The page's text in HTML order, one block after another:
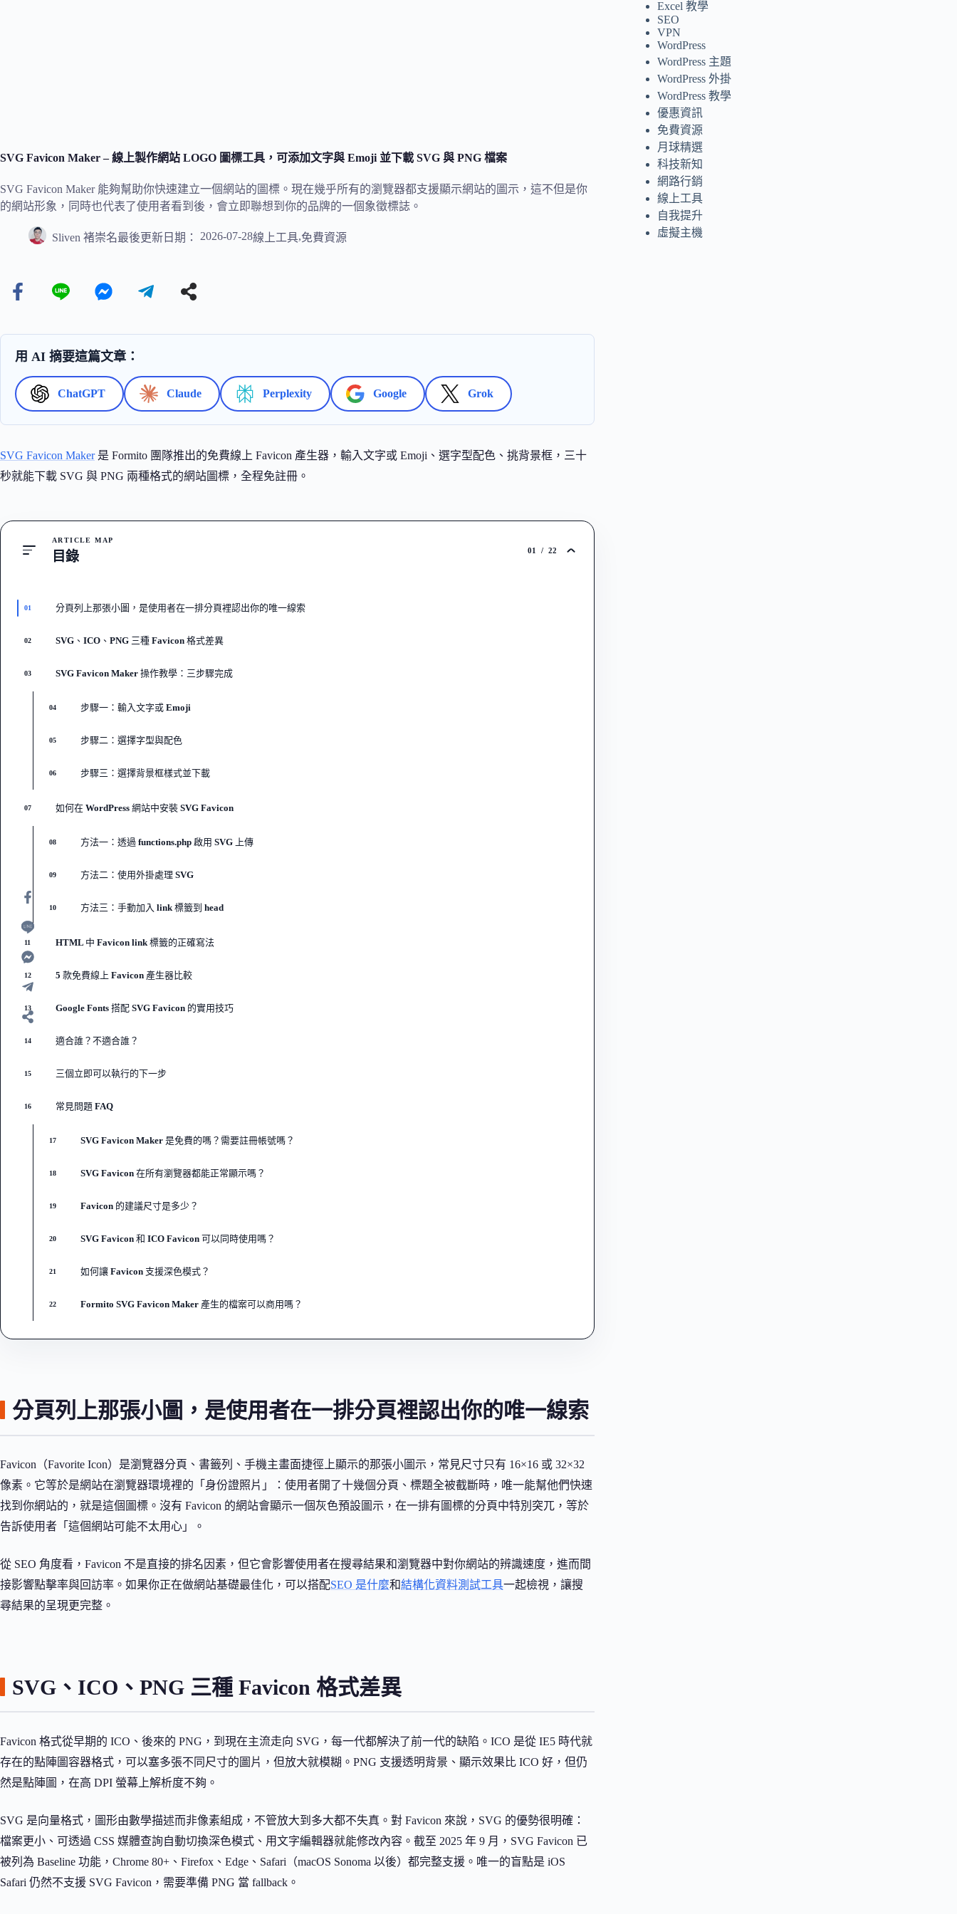
SVG Favicon Maker – 線上製作網站 LOGO 圖標工具，可添加文字與 Emoji 並下載 SVG 與 PNG 檔案
SVG Favicon Maker 能夠幫助你快速建立一個網站的圖標。現在幾乎所有的瀏覽器都支援顯示網站的圖示，這不但是你
的網站形象，同時也代表了使用者看到後，會立即聯想到你的品牌的一個象徵標誌。
Sliven 褚崇名最後更新日期： 2026-07-28線上工具,免費資源
用 AI 摘要這篇文章：
ChatGPT Claude Perplexity Google Grok
SVG Favicon Maker是 Formito 團隊推出的免費線上 Favicon 產生器，輸入文字或 Emoji、選字型配色、挑背景框，三十
秒就能下載 SVG 與 PNG 兩種格式的網站圖標，全程免註冊。
ARTICLE MAP
目錄 01 / 22
01 分頁列上那張小圖，是使用者在一排分頁裡認出你的唯一線索
02 SVG、ICO、PNG 三種 Favicon 格式差異
03 SVG Favicon Maker 操作教學：三步驟完成
04 步驟一：輸入文字或 Emoji
05 步驟二：選擇字型與配色
06 步驟三：選擇背景框樣式並下載
07 如何在 WordPress 網站中安裝 SVG Favicon
08 方法一：透過 functions.php 啟用 SVG 上傳
09 方法二：使用外掛處理 SVG
10 方法三：手動加入 link 標籤到 head
11 HTML 中 Favicon link 標籤的正確寫法
12 5 款免費線上 Favicon 產生器比較
13 Google Fonts 搭配 SVG Favicon 的實用技巧
14 適合誰？不適合誰？
15 三個立即可以執行的下一步
16 常見問題 FAQ
17 SVG Favicon Maker 是免費的嗎？需要註冊帳號嗎？
18 SVG Favicon 在所有瀏覽器都能正常顯示嗎？
19 Favicon 的建議尺寸是多少？
20 SVG Favicon 和 ICO Favicon 可以同時使用嗎？
21 如何讓 Favicon 支援深色模式？
22 Formito SVG Favicon Maker 產生的檔案可以商用嗎？
分頁列上那張小圖，是使用者在一排分頁裡認出你的唯一線索
Favicon（Favorite Icon）是瀏覽器分頁、書籤列、手機主畫面捷徑上顯示的那張小圖示，常見尺寸只有 16×16 或 32×32
像素。它等於是網站在瀏覽器環境裡的「身份證照片」：使用者開了十幾個分頁、標題全被截斷時，唯一能幫他們快速
找到你網站的，就是這個圖標。沒有 Favicon 的網站會顯示一個灰色預設圖示，在一排有圖標的分頁中特別突兀，等於
告訴使用者「這個網站可能不太用心」。
從 SEO 角度看，Favicon 不是直接的排名因素，但它會影響使用者在搜尋結果和瀏覽器中對你網站的辨識速度，進而間
接影響點擊率與回訪率。如果你正在做網站基礎最佳化，可以搭配SEO 是什麼和結構化資料測試工具一起檢視，讓搜
尋結果的呈現更完整。
SVG、ICO、PNG 三種 Favicon 格式差異
Favicon 格式從早期的 ICO、後來的 PNG，到現在主流走向 SVG，每一代都解決了前一代的缺陷。ICO 是從 IE5 時代就
存在的點陣圖容器格式，可以塞多張不同尺寸的圖片，但放大就模糊。PNG 支援透明背景、顯示效果比 ICO 好，但仍
然是點陣圖，在高 DPI 螢幕上解析度不夠。
SVG 是向量格式，圖形由數學描述而非像素組成，不管放大到多大都不失真。對 Favicon 來說，SVG 的優勢很明確：
檔案更小、可透過 CSS 媒體查詢自動切換深色模式、用文字編輯器就能修改內容。截至 2025 年 9 月，SVG Favicon 已
被列為 Baseline 功能，Chrome 80+、Firefox、Edge、Safari（macOS Sonoma 以後）都完整支援。唯一的盲點是 iOS
Safari 仍然不支援 SVG Favicon，需要準備 PNG 當 fallback。
Excel 教學
SEO
VPN
WordPress
WordPress 主題
WordPress 外掛
WordPress 教學
優惠資訊
免費資源
月球精選
科技新知
網路行銷
線上工具
自我提升
虛擬主機